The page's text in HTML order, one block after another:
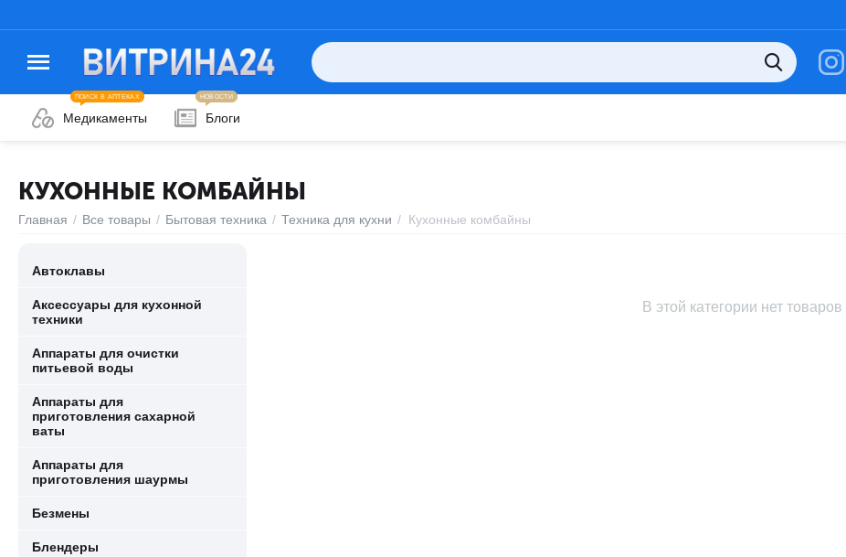
Медикаменты
ПОИСК В АПТЕКАХ
Блоги
НОВОСТИ
КУХОННЫЕ КОМБАЙНЫ
Главная / Все товары / Бытовая техника / Техника для кухни / Кухонные комбайны
В этой категории нет товаров
Автоклавы
Аксессуары для кухонной
техники
Аппараты для очистки
питьевой воды
Аппараты для
приготовления сахарной
ваты
Аппараты для
приготовления шаурмы
Безмены
Блендеры